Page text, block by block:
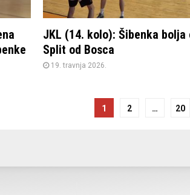
JKL (14. kolo): Šibenka bolja
Split od Bosca
19. travnja 2026.
1 2 … 20